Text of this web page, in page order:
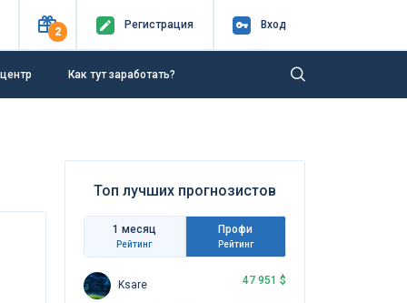
2
Регистрация Вход
Как тут заработать?
Топ лучших прогнозистов
1 месяц
Рейтинг
Профи
Рейтинг
Ksare 47 951 $